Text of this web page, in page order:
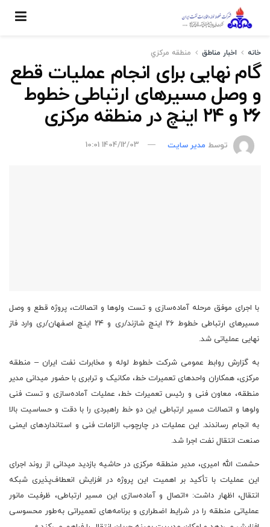
خانه اخبار مناطق منطقه مركزي
گام نهایی برای انجام عملیات قطع
و وصل مسیرهای ارتباطی خطوط
۲۶ و ۲۴ اینچ در منطقه مرکزی
توسط مدیر سایت 1404/12/03 10:01
با اجرای موفق مرحله آماده‌سازی و تست ولوها و اتصالات، پروژه قطع و وصل
مسیرهای ارتباطی خطوط ۲۶ اینچ شازند/ری و ۲۴ اینچ اصفهان/ری وارد فاز
نهایی عملیاتی شد.
به گزارش روابط عمومی شرکت خطوط لوله و مخابرات نفت ایران – منطقه
مرکزی، همکاران واحدهای تعمیرات خط، مکانیک و ترابری با حضور میدانی مدیر
منطقه، معاون فنی و رئیس تعمیرات خط، عملیات آماده‌سازی و تست فنی
ولوها و اتصالات مسیر ارتباطی این دو خط راهبردی را با دقت و حساسیت بالا
به انجام رساندند. این عملیات در چارچوب الزامات فنی و استانداردهای ایمنی
صنعت انتقال نفت اجرا شد.
حشمت الله امیری، مدیر منطقه مرکزی در حاشیه بازدید میدانی از روند اجرای
این عملیات با تأکید بر اهمیت این پروژه در افزایش انعطاف‌پذیری شبکه
انتقال، اظهار داشت: «اتصال و آماده‌سازی این مسیر ارتباطی، ظرفیت مانور
عملیاتی منطقه را در شرایط اضطراری و برنامه‌های تعمیراتی به‌طور محسوسی